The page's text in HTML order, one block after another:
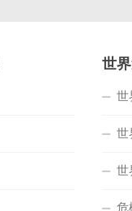
世
世
世
世
危